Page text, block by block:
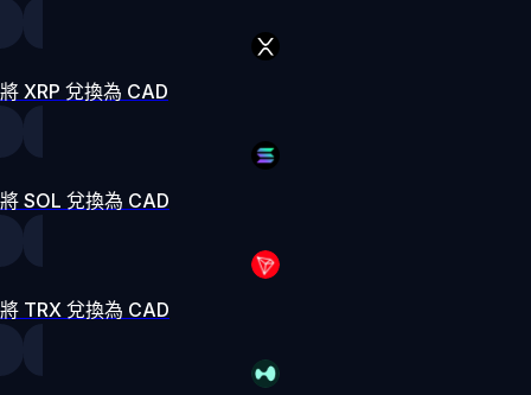
將 XRP 兌換為 CAD
將 SOL 兌換為 CAD
將 TRX 兌換為 CAD